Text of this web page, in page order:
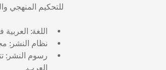
للتحكيم المنهجي
اللغة:
نظام النشر:
رسوم النشر:
العرب.